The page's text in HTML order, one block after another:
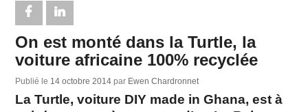
On est monté dans la Turtle, la
voiture africaine 100% recyclée
Publié le 14 octobre 2014par Ewen Chardronnet
La Turtle, voiture DIY made in Ghana, est à